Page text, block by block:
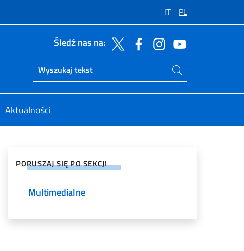
IT PL
Śledź nas na:
Ricerca sito live
Szukaj na stronie
Aktualności
PORUSZAJ SIĘ PO SEKCJI
Multimedialne